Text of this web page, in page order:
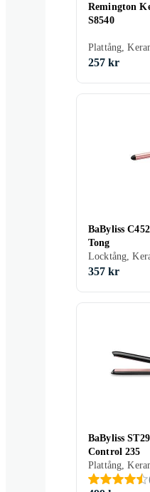
Remington
S8540
257 kr
BaByliss
Tong
357 kr
BaByliss
Control 235